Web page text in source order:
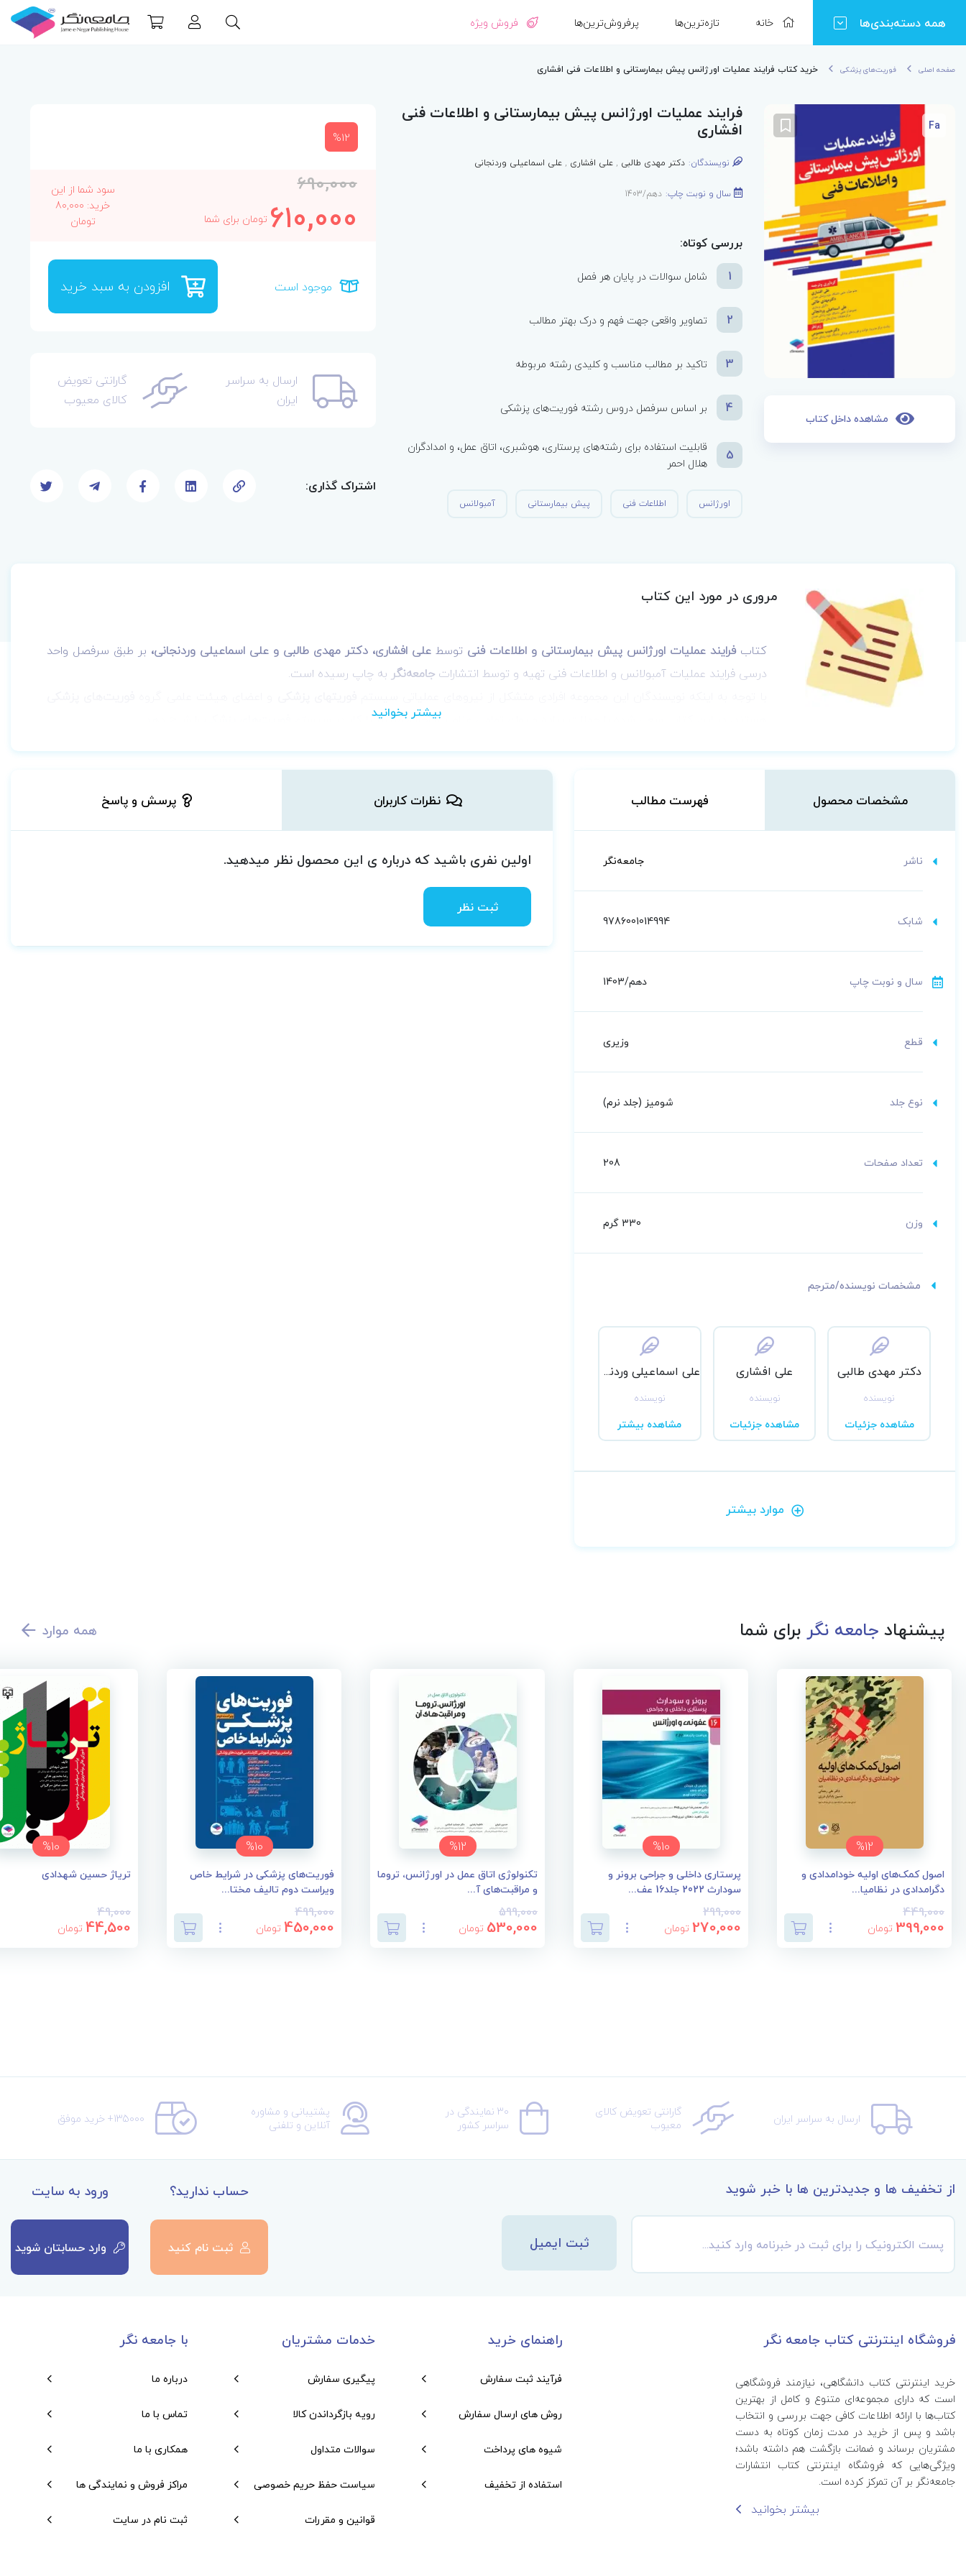
همه دسته‌بندی‌ها خانه تازه‌ترین‌ها پرفروش‌ترین‌ها فروش ویژه
صفحه اصلی فوریت‌های پزشکی خرید کتاب فرایند عملیات اورژانس پیش بیمارستانی و اطلاعات فنی افشاری
Fa
مشاهده داخل کتاب
فرایند عملیات اورژانس پیش بیمارستانی و اطلاعات فنی
افشاری
نویسندگان: دکتر مهدی طالبی ,علی افشاری ,علی اسماعیلی وردنجانی
سال و نوبت چاپ: دهم/1403
بررسی کوتاه:
1
شامل سوالات در پایان هر فصل
2 تصاویر واقعی جهت فهم و درک بهتر مطالب
3 تاکید بر مطالب مناسب و کلیدی رشته مربوطه
4 بر اساس سرفصل دروس رشته فوریت‌های پزشکی
5
قابلیت استفاده برای رشته‌های پرستاری، هوشبری، اتاق عمل، و امدادگران
هلال احمر
اورژانس اطلاعات فنی پیش بیمارستانی آمبولانس
%12
690,000
610,000 تومان برای شما
سود شما از این
خرید: 80,000
تومان
موجود است افزودن به سبد خرید
ارسال به سراسر
ایران
گارانتی تعویض
کالای معیوب
اشتراک گذاری:
مروری در مورد این کتاب
کتابفرایند عملیات اورژانس پیش بیمارستانی و اطلاعات فنیتوسطعلی افشاری، دکتر مهدی طالبی و علی اسماعیلی وردنجانی، بر طبق سرفصل واحد
درسی فرایند عملیات آمبولانس و اطلاعات فنی تهیه و توسط انتشاراتجامعه‌نگر به چاپ رسیده است.
هستند، در این کتاب سعی شده با جملات ساده و روان تمامی عناصر و اجزای مرتبط با کار در سیستم
کار در سیستم مدیریت حوادث و فوریت‌های پزشکی را شامل میشود. مطالب این کتاب جهت مطالعه امدادگران هلال احمر و همچنین رانندگان متقاضی
مشخصات محصول فهرست مطالب
ناشر جامعه‌نگر
شابک 9786001014994
سال و نوبت چاپ دهم/1403
قطع وزیری
نوع جلد شومیز (جلد نرم)
تعداد صفحات 208
وزن 330 گرم
مشخصات نویسنده/مترجم
دکتر مهدی طالبی
نویسنده
مشاهده جزئیات
علی افشاری
نویسنده
مشاهده جزئیات
علی اسماعیلی وردنجانی
نویسنده
مشاهده بیشتر
موارد بیشتر
نظرات کاربران پرسش و پاسخ
اولین نفری باشید که درباره ی این محصول نظر میدهید.
ثبت نظر
پیشنهادجامعه نگربرای شما همه موارد
%12
اصول کمک‌های اولیه خودامدادی و
دگرامدادی در نظامیا...
449,000
399,000 تومان
%10
پرستاری داخلی و جراحی برونر و
سودارث 2022 جلد16 عف...
299,000
270,000 تومان
%12
تکنولوژی اتاق عمل در اورژانس، تروما
و مراقبت‌های آ...
599,000
530,000 تومان
%10
فوریت‌های پزشکی در شرایط خاص
ویراست دوم تالیف مختا...
499,000
450,000 تومان
%10
تریاژ حسین شهدادی
49,000
44,500 تومان
ارسال به سراسر ایران گارانتی تعویض کالای
معیوب
30 نمایندگی در
سراسر کشور
پشتیبانی و مشاوره
آنلاین و تلفنی 135000+ خرید موفق
از تخفیف ها و جدیدترین ها با خبر شوید
ثبت ایمیل
ورود به سایت
وارد حسابتان شوید
حساب ندارید؟
ثبت نام کنید
فروشگاه اینترنتی کتاب جامعه نگر
خرید اینترنتی کتاب‌ دانشگاهی، نیازمند فروشگاهی
است که دارای مجموعه‌ای متنوع و کامل از بهترین
کتاب‌ها با ارائه اطلاعات کافی جهت بررسی و انتخاب
باشد و پس از خرید در مدت زمان کوتاه به دست
مشتریان برساند و ضمانت بازگشت هم داشته باشد؛
ویژگی‌هایی که فروشگاه اینترنتی کتاب انتشارات
جامعه‌نگر بر آن تمرکز کرده است.
بیشتر بخوانید
راهنمای خرید
فرآیند ثبت سفارش
روش های ارسال سفارش
شیوه های پرداخت
استفاده از تخفیف
خدمات مشتریان
پیگیری سفارش
رویه بازگرداندن کالا
سوالات متداول
سیاست حفظ حریم خصوصی
قوانین و مقررات
با جامعه نگر
درباره ما
تماس با ما
همکاری با ما
مراکز فروش و نمایندگی ها
ثبت نام در سایت